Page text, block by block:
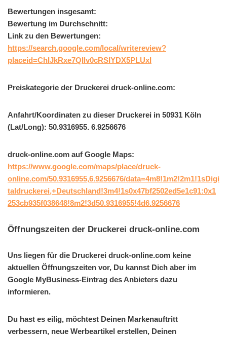
Bewertungen insgesamt:
Bewertung im Durchschnitt:
Link zu den Bewertungen:
https://search.google.com/local/writereview?
placeid=ChIJkRxe7QIlv0cRSIYDX5PLUxI
Preiskategorie der Druckerei druck-online.com:
Anfahrt/Koordinaten zu dieser Druckerei in 50931 Köln
(Lat/Long): 50.9316955. 6.9256676
druck-online.com auf Google Maps:
https://www.google.com/maps/place/druck-
online.com/50.9316955,6.9256676/data=4m8!1m2!2m1!1sDigi
taldruckerei,+Deutschland!3m4!1s0x47bf2502ed5e1c91:0x1
253cb935f038648!8m2!3d50.9316955!4d6.9256676
Öffnungszeiten der Druckerei druck-online.com
Uns liegen für die Druckerei druck-online.com keine
aktuellen Öffnungszeiten vor, Du kannst Dich aber im
Google MyBusiness-Eintrag des Anbieters dazu
informieren.
Du hast es eilig, möchtest Deinen Markenauftritt
verbessern, neue Werbeartikel erstellen, Deinen